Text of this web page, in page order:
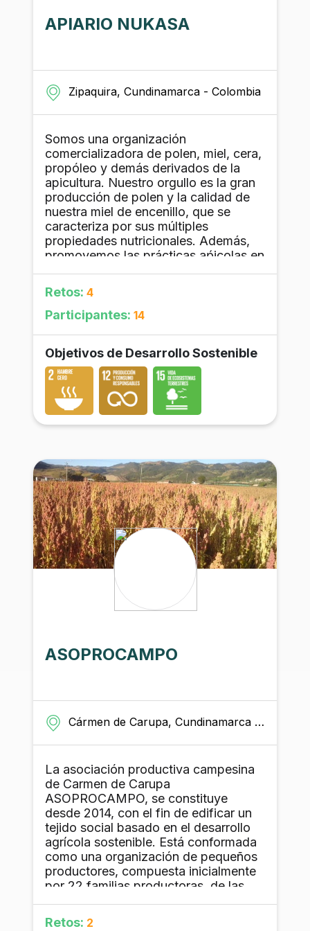
turismo, no es la de un turismo
masivo, sino un turismo transformador
cuidado de la tierra en cada uno de
sus territorios. La reserva cuenta con
6 senderos diferentes activos en
estos momentos y el principal servicio
que ofrecen es el pasadía. La mayor
parte de sus clientes son grupos de
amigos y familias.
APIARIO NUKASA
Zipaquira, Cundinamarca - Colombia
Somos una organización
comercializadora de polen, miel, cera,
propóleo y demás derivados de la
apicultura. Nuestro orgullo es la gran
producción de polen y la calidad de
nuestra miel de encenillo, que se
caracteriza por sus múltiples
propiedades nutricionales. Además,
promovemos las prácticas aṕicolas en
ecosistémica.
Retos: 4
Participantes: 14
Objetivos de Desarrollo Sostenible
ASOPROCAMPO
Cármen de Carupa, Cundinamarca - Colombia
La asociación productiva campesina
de Carmen de Carupa
ASOPROCAMPO, se constituye
desde 2014, con el fin de edificar un
tejido social basado en el desarrollo
agrícola sostenible. Está conformada
como una organización de pequeños
productores, compuesta inicialmente
por 22 familias productoras, de las
activas. La producción está liderada
Retos: 2